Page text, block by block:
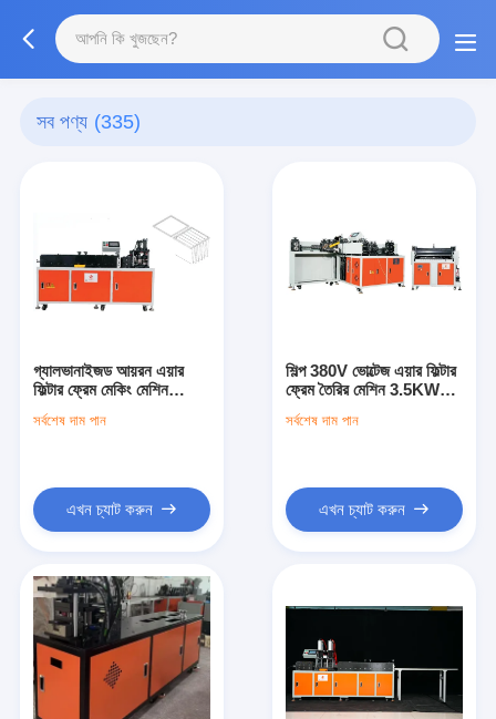
সব পণ্য (335)
গ্যালভানাইজড আয়রন এয়ার
ফিল্টার ফ্রেম মেকিং মেশিন
সর্বশেষ দাম পান
এখন চ্যাট করুন
শিল্প 380V ভোল্টেজ এয়ার ফিল্টার
ফ্রেম তৈরির মেশিন 3.5KW
সর্বশেষ দাম পান
এখন চ্যাট করুন